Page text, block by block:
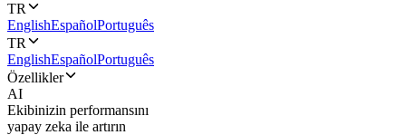
TR
EnglishEspañolPortuguês
TR
EnglishEspañolPortuguês
Özellikler
AI
Ekibinizin performansını
yapay zeka ile artırın